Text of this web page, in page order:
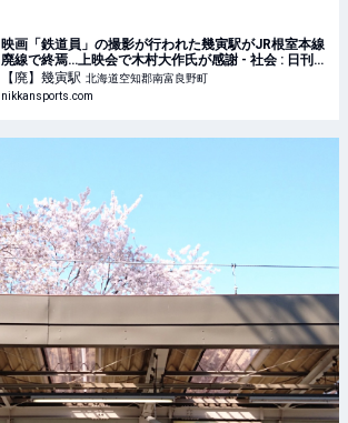
映画「鉄道員」の撮影が行われた幾寅駅がJR根室本線
廃線で終焉…上映会で木村大作氏が感謝 - 社会 : 日刊ス
ポーツ
【廃】幾寅駅 北海道空知郡南富良野町
nikkansports.com